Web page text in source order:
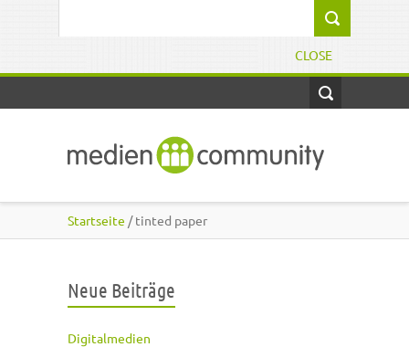
CLOSE
Startseite / tinted paper
Neue Beiträge
Digitalmedien